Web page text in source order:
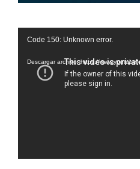
Reproductor
vídeo
Code 150: Unknown error.
Descargar archivo: https://